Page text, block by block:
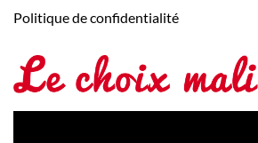
Politique de confidentialité